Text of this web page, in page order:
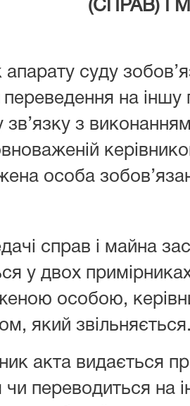
(СПРАВ) І
апарату суду
на іншу
зв’язку з
особа
справ і майна
у двох
особою,
який
акта видається
чи переводиться на